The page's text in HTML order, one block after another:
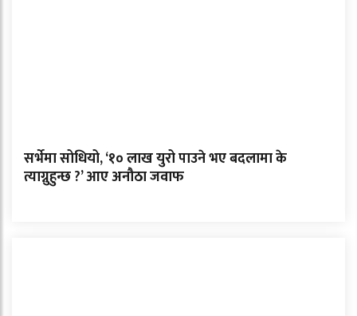
सर्भेमा सोधियो, ‘१० लाख युरो पाउने भए बदलामा के
त्याग्नुहुन्छ ?’ आए अनौठा जवाफ